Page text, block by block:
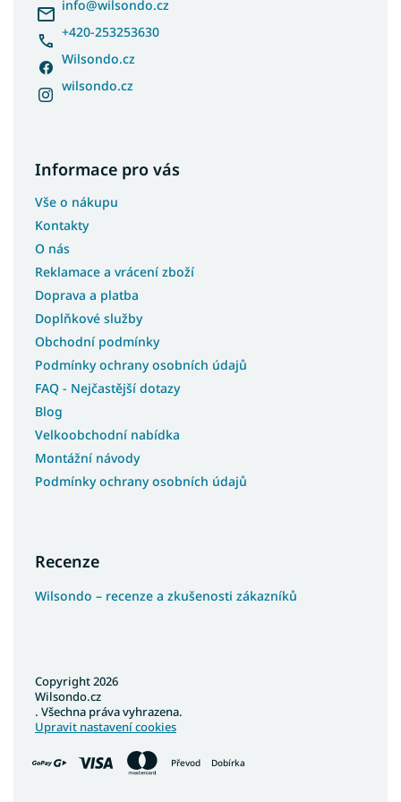
info@wilsondo.cz
+420-253253630
Wilsondo.cz
wilsondo.cz
Informace pro vás
Vše o nákupu
Kontakty
O nás
Reklamace a vrácení zboží
Doprava a platba
Doplňkové služby
Obchodní podmínky
Podmínky ochrany osobních údajů
FAQ - Nejčastější dotazy
Blog
Velkoobchodní nabídka
Montážní návody
Podmínky ochrany osobních údajů
Recenze
Wilsondo – recenze a zkušenosti zákazníků
Převod Dobírka
Copyright 2026
Wilsondo.cz
. Všechna práva vyhrazena.
Upravit nastavení cookies